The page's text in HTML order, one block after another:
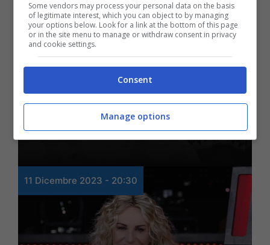
Spettacolo
Antonella Clerici cambia
look per il gran finale di
The Voice Kids: cosa ha
fatto ai capelli
11 Dicembre 2023 - 20:30
Some vendors may process your personal data on the basis
of legitimate interest, which you can object to by managing
your options below. Look for a link at the bottom of this page
or in the site menu to manage or withdraw consent in privacy
and cookie settings.
Consent
Manage options